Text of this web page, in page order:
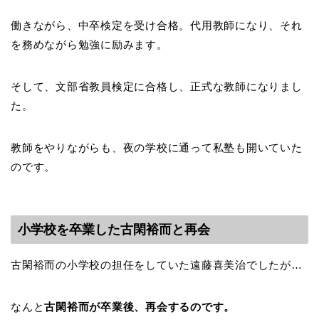
働きながら、中卒検定を受け合格。代用教師になり、それ
を務めながら勉強に励みます。
そして、文部省教員検定に合格し、正式な教師になりまし
た。
教師をやりながらも、夜の学校に通って私塾も開いていた
のです。
小学校を卒業した古閑裕而と再会
古閑裕而の小学校の担任をしていた遠藤喜美治でしたが…
なんと古閑裕而が卒業後、再会するのです。